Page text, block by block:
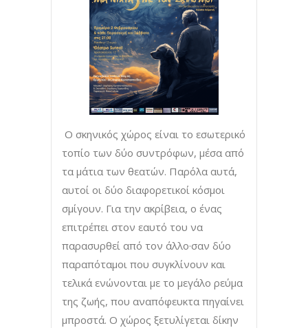
Ο σκηνικός χώρος είναι το εσωτερικό
τοπίο των δύο συντρόφων, μέσα από
τα μάτια των θεατών. Παρόλα αυτά,
αυτοί οι δύο διαφορετικοί κόσμοι
σμίγουν. Για την ακρίβεια, ο ένας
επιτρέπει στον εαυτό του να
παρασυρθεί από τον άλλο·σαν δύο
παραπόταμοι που συγκλίνουν και
τελικά ενώνονται με το μεγάλο ρεύμα
της ζωής, που αναπόφευκτα πηγαίνει
μπροστά. Ο χώρος ξετυλίγεται δίκην